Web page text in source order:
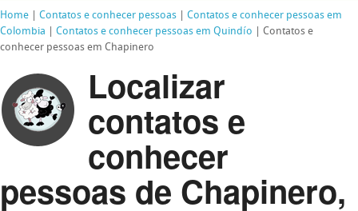
Home Contatos e conhecer pessoas
Contatos e conhecer pessoas em
Colombia
Contatos e conhecer pessoas em Quindío | Contatos e
conhecer pessoas em Chapinero
Localizar
contatos e
conhecer
pessoas de Chapinero,